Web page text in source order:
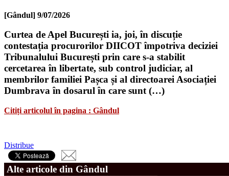
[Gândul] 9/07/2026
Curtea de Apel București ia, joi, în discuție
contestația procurorilor DIICOT împotriva deciziei
Tribunalului București prin care s-a stabilit
cercetarea în libertate, sub control judiciar, al
membrilor familiei Pașca și al directoarei Asociației
Dumbrava în dosarul în care sunt (…)
Citiți articolul în pagina : Gândul
Distribue
Alte articole din Gândul